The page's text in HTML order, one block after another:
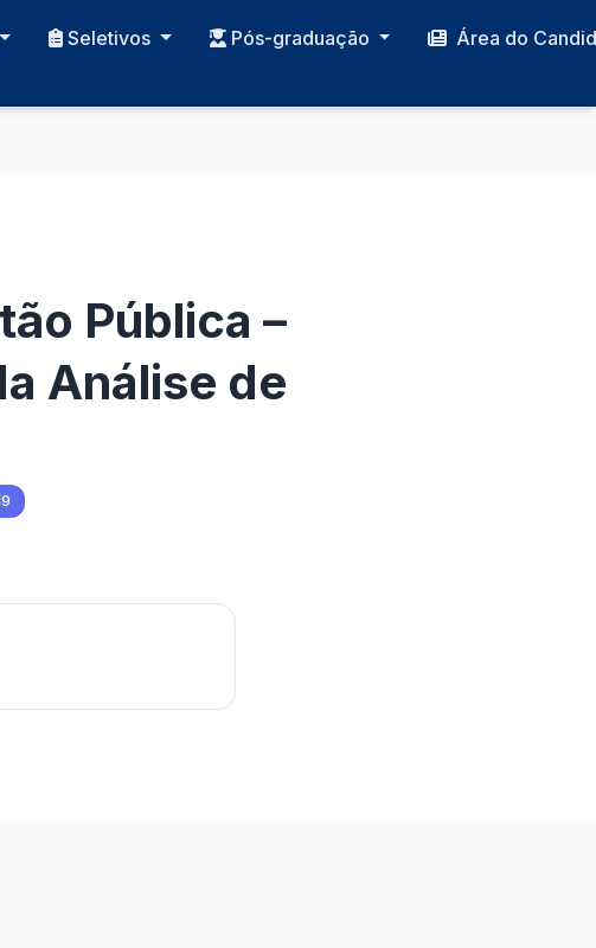
Seletivos Pós-graduação Área do
Pública –
Análise de